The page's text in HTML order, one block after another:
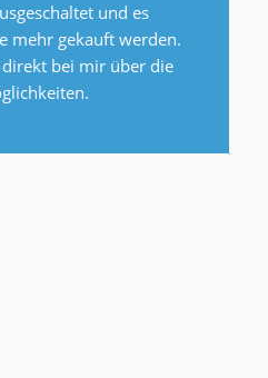
und es
mehr gekauft werden.
bei mir über die